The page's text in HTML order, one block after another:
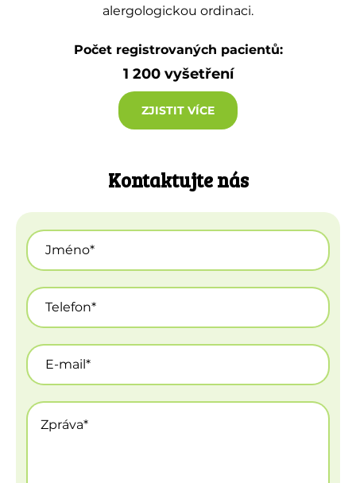
alergologickou ordinaci.
Počet registrovaných pacientů:
1 200 vyšetření
ZJISTIT VÍCE
Kontaktujte nás